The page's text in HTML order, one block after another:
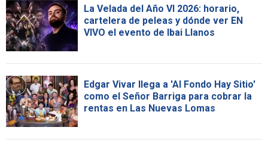
La Velada del Año VI 2026: horario,
cartelera de peleas y dónde ver EN
VIVO el evento de Ibai Llanos
Edgar Vivar llega a 'Al Fondo Hay Sitio'
como el Señor Barriga para cobrar la
rentas en Las Nuevas Lomas